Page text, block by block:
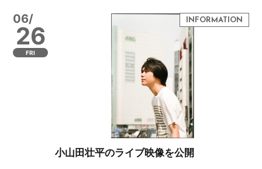
06/
26
FRI
小山田壮平のライブ映像を公開